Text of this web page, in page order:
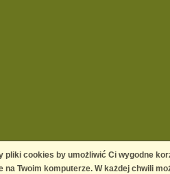
pliki cookies by umożliwić Ci wygodne
na Twoim komputerze. W każdej chwili